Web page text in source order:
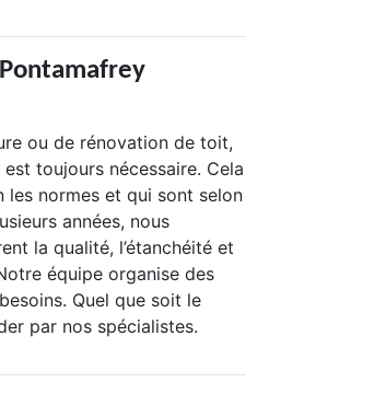
ou de rénovation de toit,
est toujours nécessaire. Cela
les normes et qui sont selon
années, nous
la qualité, l’étanchéité et
équipe organise des
Quel que soit le
par nos spécialistes.